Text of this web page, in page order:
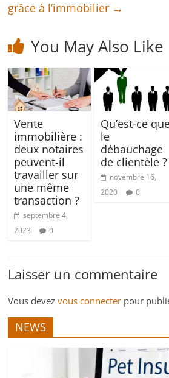
grâce à l’immobilier →
You May Also Like
Vente
immobilière :
deux notaires
peuvent-il
travailler sur
une même
transaction ?
septembre 4,
2023
0
Qu’est-ce
le
débauchage
de clientèle ?
novembre 16,
2020
0
Laisser un commentaire
Vous devezvous connecter pour
NEWS